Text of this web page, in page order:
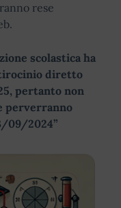
rese
scolastica ha
diretto
pertanto non
perverranno
09/2024”